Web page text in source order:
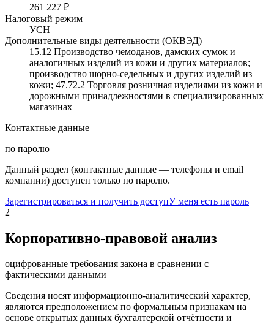
261 227 ₽
Налоговый режим
УСН
Дополнительные виды деятельности (ОКВЭД)
15.12 Производство чемоданов, дамских сумок и
аналогичных изделий из кожи и других материалов;
производство шорно-седельных и других изделий из
кожи; 47.72.2 Торговля розничная изделиями из кожи и
дорожными принадлежностями в специализированных
магазинах
Контактные данные
по паролю
Данный раздел (контактные данные — телефоны и email
компании) доступен только по паролю.
Зарегистрироваться и получить доступУ меня есть пароль
2
Корпоративно-правовой анализ
оцифрованные требования закона в сравнении с
фактическими данными
Сведения носят информационно-аналитический характер,
являются предположением по формальным признакам на
основе открытых данных бухгалтерской отчётности и